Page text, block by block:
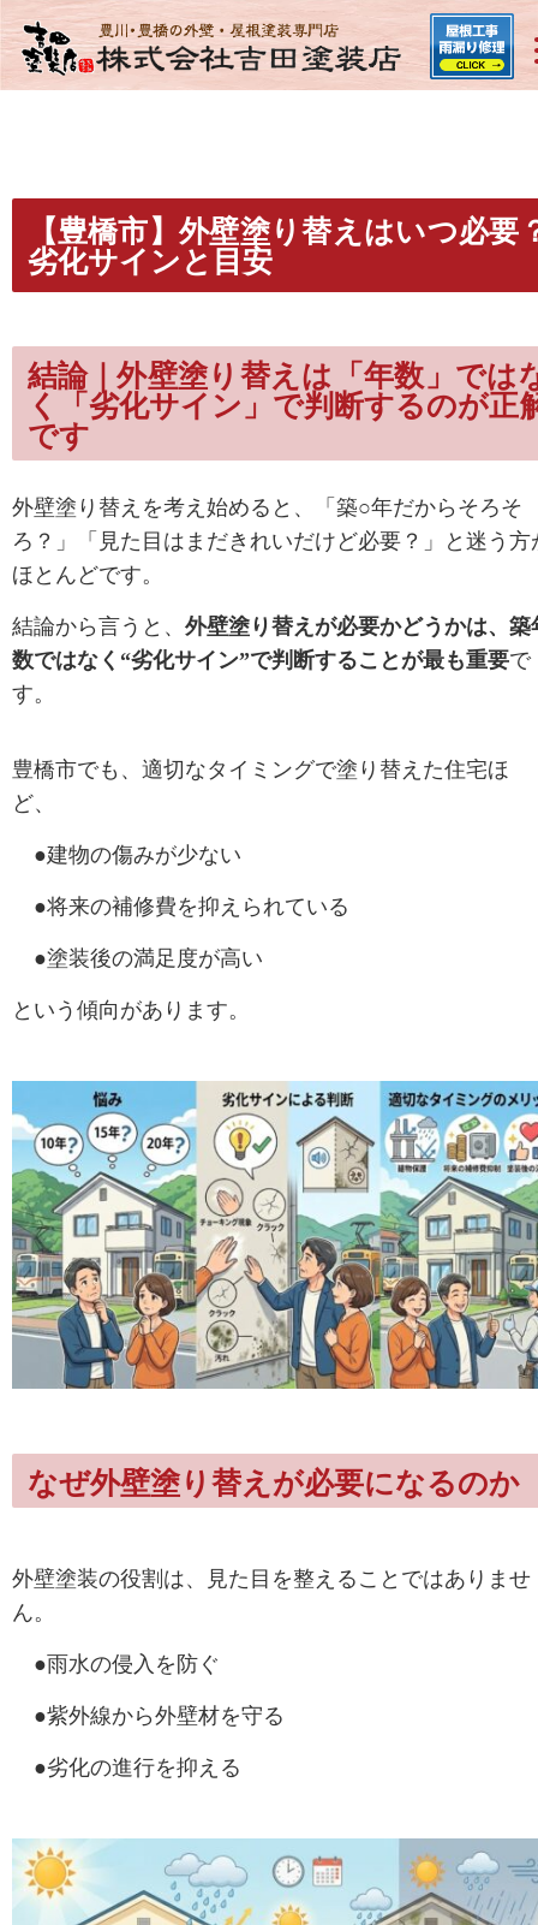
【豊橋市】外壁塗り替えはいつ必要
劣化サインと目安
結論｜外壁塗り替えは「年数」では
く「劣化サイン」で判断するのが正
です
外壁塗り替えを考え始めると、
「築○年だからそろそ
ろ？」
「見た目はまだきれいだけど必要？」
と迷う方
ほとんどです。
結論から言うと、 外壁塗り替えが必要かどうかは、築
数ではなく“劣化サイン”で判断することが最も重要で
す。
豊橋市でも、 適切なタイミングで塗り替えた住宅ほ
ど、
●建物の傷みが少ない
●将来の補修費を抑えられている
●塗装後の満足度が高い
という傾向があります。
なぜ外壁塗り替えが必要になるのか
外壁塗装の役割は、見た目を整えることではありませ
ん。
●雨水の侵入を防ぐ
●紫外線から外壁材を守る
●劣化の進行を抑える